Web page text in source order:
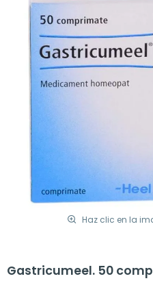
Haz clic en la
Gastricumeel. 50